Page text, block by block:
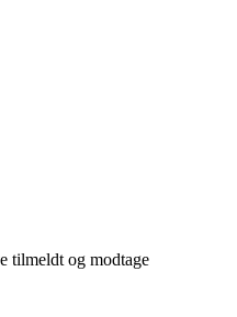
tilmeldt og modtage